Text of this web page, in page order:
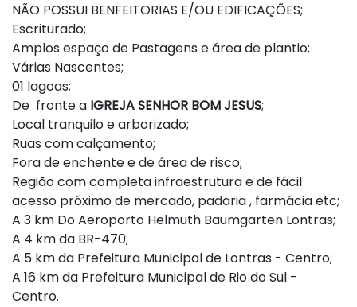
NÃO POSSUI BENFEITORIAS E/OU EDIFICAÇÕES;
Escriturado;
Amplos espaço de Pastagens e área de plantio;
Várias Nascentes;
01 lagoas;
De fronte a IGREJA SENHOR BOM JESUS;
Local tranquilo e arborizado;
Ruas com calçamento;
Fora de enchente e de área de risco;
Região com completa infraestrutura e de fácil
acesso próximo de mercado, padaria , farmácia etc;
A 3 km Do Aeroporto Helmuth Baumgarten Lontras;
A 4 km da BR-470;
A 5 km da Prefeitura Municipal de Lontras - Centro;
A 16 km da Prefeitura Municipal de Rio do Sul -
Centro.